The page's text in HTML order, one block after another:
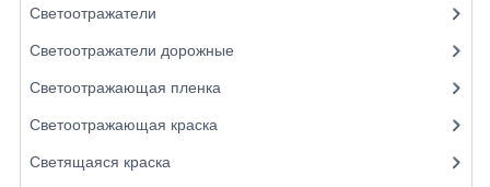
Светоотражатели
Светоотражатели дорожные
Светоотражающая пленка
Светоотражающая краска
Светящаяся краска